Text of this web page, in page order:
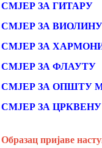
СМЈЕР ЗА ГИТАРУ
СМЈЕР ЗА
СМЈЕР ЗА
СМЈЕР ЗА ФЛАУТУ
СМЈЕР ЗА ОПШТУ
СМЈЕР ЗА
Образац пријаве